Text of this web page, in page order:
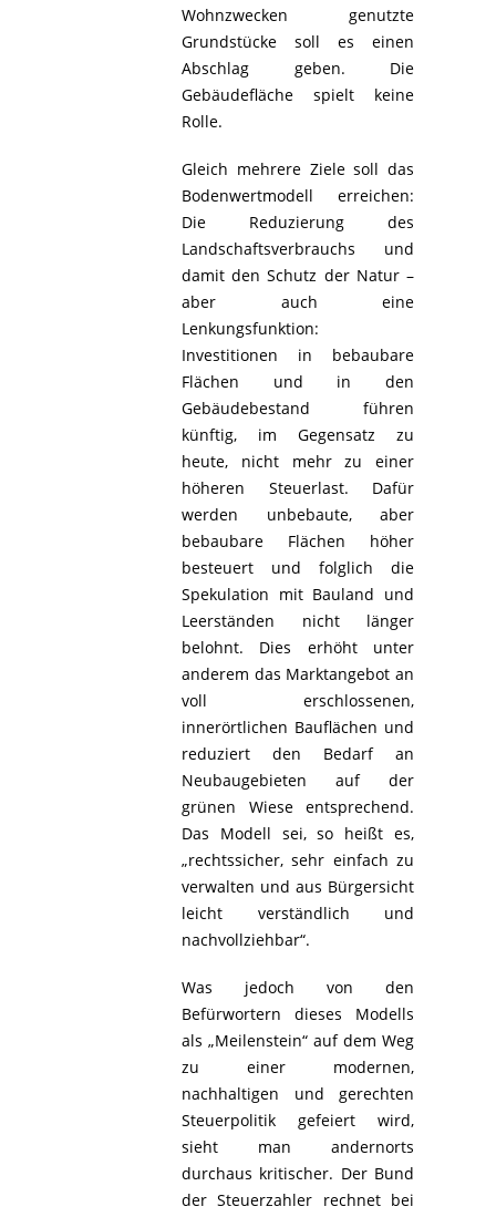
Wohnzwecken genutzte
Grundstücke soll es einen
Abschlag geben. Die
Gebäudefläche spielt keine
Rolle.
Gleich mehrere Ziele soll das
Bodenwertmodell erreichen:
Die Reduzierung des
Landschaftsverbrauchs und
damit den Schutz der Natur –
aber auch eine
Lenkungsfunktion:
Investitionen in bebaubare
Flächen und in den
Gebäudebestand führen
künftig, im Gegensatz zu
heute, nicht mehr zu einer
höheren Steuerlast. Dafür
werden unbebaute, aber
bebaubare Flächen höher
besteuert und folglich die
Spekulation mit Bauland und
Leerständen nicht länger
belohnt. Dies erhöht unter
anderem das Marktangebot an
voll erschlossenen,
innerörtlichen Bauflächen und
reduziert den Bedarf an
Neubaugebieten auf der
grünen Wiese entsprechend.
Das Modell sei, so heißt es,
„rechtssicher, sehr einfach zu
verwalten und aus Bürgersicht
leicht verständlich und
nachvollziehbar“.
Was jedoch von den
Befürwortern dieses Modells
als „Meilenstein“ auf dem Weg
zu einer modernen,
nachhaltigen und gerechten
Steuerpolitik gefeiert wird,
sieht man andernorts
durchaus kritischer. Der Bund
der Steuerzahler rechnet bei